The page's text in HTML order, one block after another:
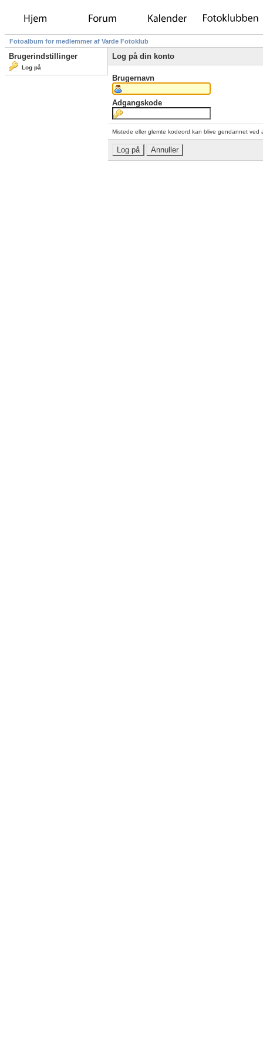
Fotoalbum for medlemmer af Varde Fotoklub
Brugerindstillinger
Log på
Log på din konto
Brugernavn
Adgangskode
Mistede eller glemte kodeord kan blive gendannet ved